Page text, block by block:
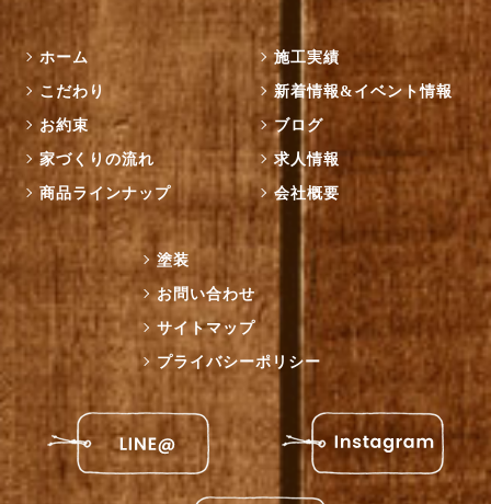
ホーム
こだわり
お約束
家づくりの流れ
商品ラインナップ
施工実績
新着情報&イベント情報
ブログ
求人情報
会社概要
塗装
お問い合わせ
サイトマップ
プライバシーポリシー